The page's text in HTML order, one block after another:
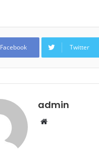
Facebook Twitter
admin
Website